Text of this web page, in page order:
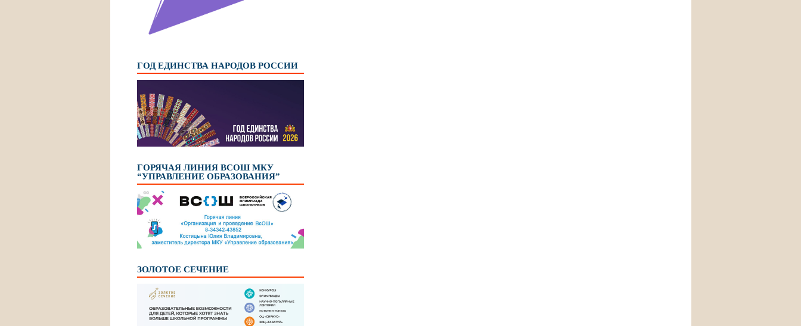
ГОД ЕДИНСТВА НАРОДОВ РОССИИ
ГОРЯЧАЯ ЛИНИЯ ВСОШ МКУ
“УПРАВЛЕНИЕ ОБРАЗОВАНИЯ”
ЗОЛОТОЕ СЕЧЕНИЕ